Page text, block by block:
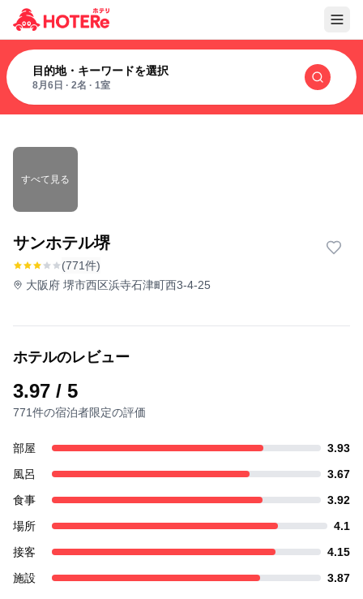
目的地・キーワードを選択
8月6日 · 2名 · 1室
すべて見る
サンホテル堺
(771件)
大阪府 堺市西区浜寺石津町西3-4-25
ホテルのレビュー
3.97 / 5
771件の宿泊者限定の評価
部屋
3.93
風呂
3.67
食事
3.92
場所
4.1
接客
4.15
施設
3.87